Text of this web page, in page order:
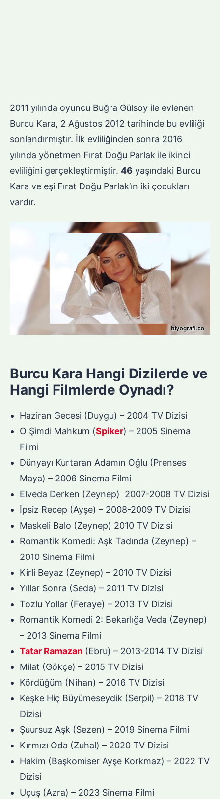
2011 yılında oyuncu Buğra Gülsoy ile evlenen
Burcu Kara, 2 Ağustos 2012 tarihinde bu evliliği
sonlandırmıştır. İlk evliliğinden sonra 2016
yılında yönetmen Fırat Doğu Parlak ile ikinci
evliliğini gerçekleştirmiştir. 46 yaşındaki Burcu
Kara ve eşi Fırat Doğu Parlak’ın iki çocukları
vardır.
Burcu Kara Hangi Dizilerde ve
Hangi Filmlerde Oynadı?
Haziran Gecesi (Duygu) – 2004 TV Dizisi
O Şimdi Mahkum (Spiker) – 2005 Sinema
Filmi
Dünyayı Kurtaran Adamın Oğlu (Prenses
Maya) – 2006 Sinema Filmi
Elveda Derken (Zeynep) 2007-2008 TV Dizisi
İpsiz Recep (Ayşe) – 2008-2009 TV Dizisi
Maskeli Balo (Zeynep) 2010 TV Dizisi
Romantik Komedi: Aşk Tadında (Zeynep) –
2010 Sinema Filmi
Kirli Beyaz (Zeynep) – 2010 TV Dizisi
Yıllar Sonra (Seda) – 2011 TV Dizisi
Tozlu Yollar (Feraye) – 2013 TV Dizisi
Romantik Komedi 2: Bekarlığa Veda (Zeynep)
– 2013 Sinema Filmi
Tatar Ramazan (Ebru) – 2013-2014 TV Dizisi
Milat (Gökçe) – 2015 TV Dizisi
Kördüğüm (Nihan) – 2016 TV Dizisi
Keşke Hiç Büyümeseydik (Serpil) – 2018 TV
Dizisi
Şuursuz Aşk (Sezen) – 2019 Sinema Filmi
Kırmızı Oda (Zuhal) – 2020 TV Dizisi
Hakim (Başkomiser Ayşe Korkmaz) – 2022 TV
Dizisi
Uçuş (Azra) – 2023 Sinema Filmi